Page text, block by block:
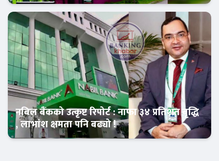
Banner News
नबिल बैंकको उत्कृष्ट रिपोर्ट : नाफा ३४ प्रतिशत बृद्धि
, लाभांश क्षमता पनि बढ्यो !